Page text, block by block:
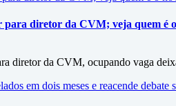
diretor da CVM; veja quem é
diretor da CVM, ocupando vaga